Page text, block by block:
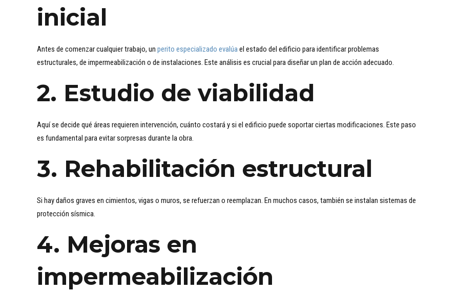
inicial
Antes de comenzar cualquier trabajo, un perito especializado evalúael estado del edificio para identificar problemas
estructurales, de impermeabilización o de instalaciones. Este análisis es crucial para diseñar un plan de acción adecuado.
2. Estudio de viabilidad
Aquí se decide qué áreas requieren intervención, cuánto costará y si el edificio puede soportar ciertas modificaciones. Este paso
es fundamental para evitar sorpresas durante la obra.
3. Rehabilitación estructural
Si hay daños graves en cimientos, vigas o muros, se refuerzan o reemplazan. En muchos casos, también se instalan sistemas de
protección sísmica.
4. Mejoras en
impermeabilización